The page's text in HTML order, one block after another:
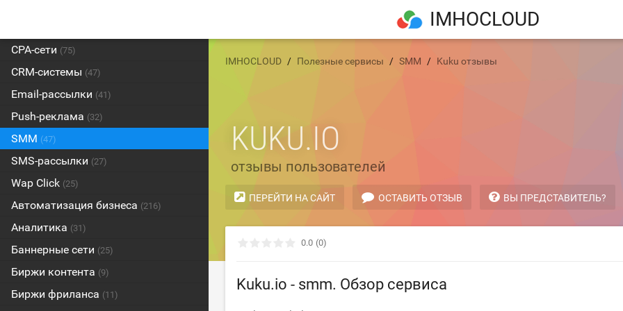
IMHOCLOUD
CPA-сети (75)
CRM-системы (47)
Email-рассылки (41)
Push-реклама (32)
SMM (47)
SMS-рассылки (27)
Wap Click (25)
Автоматизация бизнеса (216)
Аналитика (31)
Баннерные сети (25)
Биржи контента (9)
Биржи фриланса (11)
IMHOCLOUD Полезные сервисы SMM Kuku отзывы
KUKU.IO
отзывы пользователей
ПЕРЕЙТИ НА САЙТ ОСТАВИТЬ ОТЗЫВ ВЫ ПРЕДСТАВИТЕЛЬ?
0.0 (0)
Kuku.io - smm. Обзор сервиса